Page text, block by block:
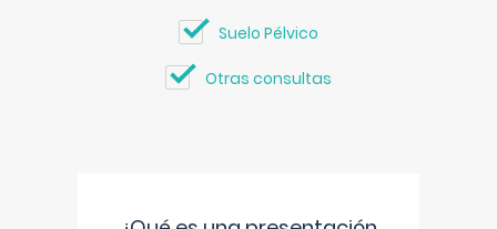
Suelo Pélvico
Otras consultas